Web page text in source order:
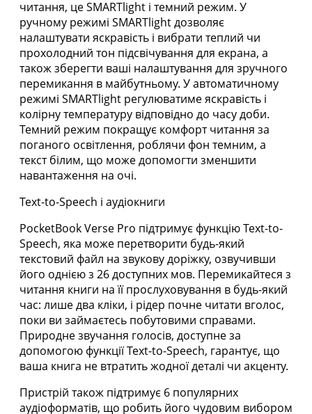
читання, це SMARTlight і темний режим. У
ручному режимі SMARTlight дозволяє
налаштувати яскравість і вибрати теплий чи
прохолодний тон підсвічування для екрана, а
також зберегти ваші налаштування для зручного
перемикання в майбутньому. У автоматичному
режимі SMARTlight регулюватиме яскравість і
колірну температуру відповідно до часу доби.
Темний режим покращує комфорт читання за
поганого освітлення, роблячи фон темним, а
текст білим, що може допомогти зменшити
навантаження на очі.
Text-to-Speech і аудіокниги
PocketBook Verse Pro підтримує функцію Text-to-
Speech, яка може перетворити будь-який
текстовий файл на звукову доріжку, озвучивши
його однією з 26 доступних мов. Перемикайтеся з
читання книги на її прослуховування в будь-який
час: лише два кліки, і рідер почне читати вголос,
поки ви займаєтесь побутовими справами.
Природне звучання голосів, доступне за
допомогою функції Text-to-Speech, гарантує, що
ваша книга не втратить жодної деталі чи акценту.
Пристрій також підтримує 6 популярних
аудіоформатів, що робить його чудовим вибором